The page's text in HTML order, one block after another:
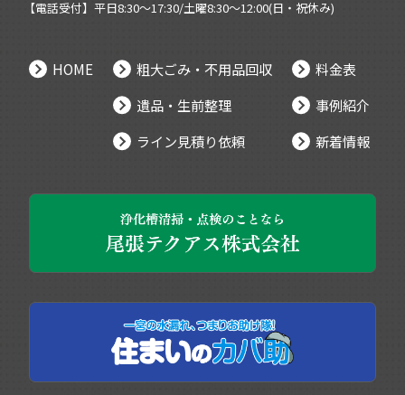
【電話受付】平日8:30～17:30/土曜8:30～12:00(日・祝休み)
HOME
粗大ごみ・不用品回収
遺品・生前整理
ライン見積り依頼
料金表
事例紹介
新着情報